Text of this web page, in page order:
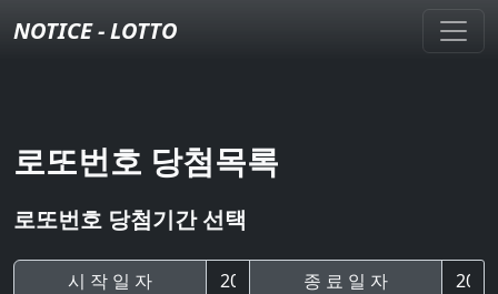
NOTICE - LOTTO
로또번호 당첨목록
로또번호 당첨기간 선택
시 작 일 자 종 료 일 자